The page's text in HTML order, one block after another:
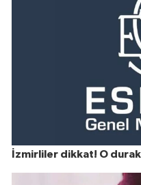
İzmirliler dikkat! O